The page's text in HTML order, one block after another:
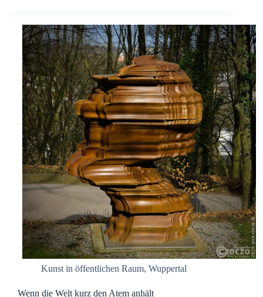
Kunst in öffentlichen Raum, Wuppertal
Wenn die Welt kurz den Atem anhält